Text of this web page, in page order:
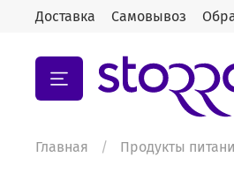
Доставка Самовывоз
Главная Продукты